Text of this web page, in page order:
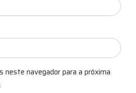
neste navegador para a próxima